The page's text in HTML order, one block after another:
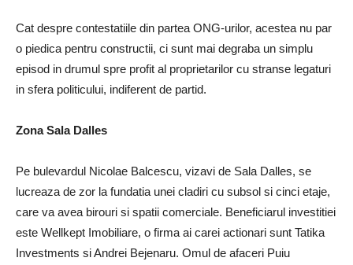
Cat despre contestatiile din partea ONG-urilor, acestea nu par
o piedica pentru constructii, ci sunt mai degraba un simplu
episod in drumul spre profit al proprietarilor cu stranse legaturi
in sfera politicului, indiferent de partid.
Zona Sala Dalles
Pe bulevardul Nicolae Balcescu, vizavi de Sala Dalles, se
lucreaza de zor la fundatia unei cladiri cu subsol si cinci etaje,
care va avea birouri si spatii comerciale. Beneficiarul investitiei
este Wellkept Imobiliare, o firma ai carei actionari sunt Tatika
Investments si Andrei Bejenaru. Omul de afaceri Puiu